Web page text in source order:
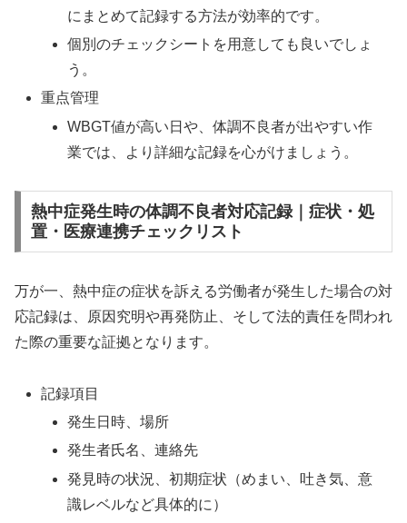
にまとめて記録する方法が効率的です。
個別のチェックシートを用意しても良いでしょ
う。
重点管理
WBGT値が高い日や、体調不良者が出やすい作
業では、より詳細な記録を心がけましょう。
熱中症発生時の体調不良者対応記録｜症状・処
置・医療連携チェックリスト
万が一、熱中症の症状を訴える労働者が発生した場合の対
応記録は、原因究明や再発防止、そして法的責任を問われ
た際の重要な証拠となります。
記録項目
発生日時、場所
発生者氏名、連絡先
発見時の状況、初期症状（めまい、吐き気、意
識レベルなど具体的に）